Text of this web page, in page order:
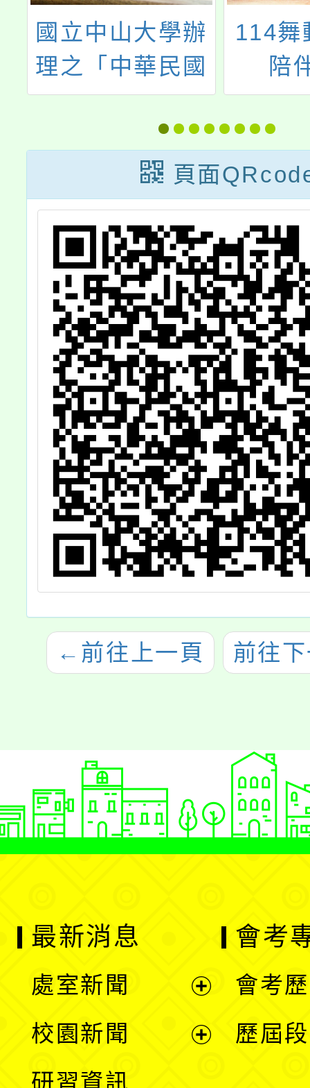
114舞動桃入校
陪伴團隊
國立
理「
學社
計畫-
創造
學與
教、
生協
頁面
← 前往上一頁 前往
最新消息
處室新聞
校園新聞
研習資訊
會考
會考
歷屆